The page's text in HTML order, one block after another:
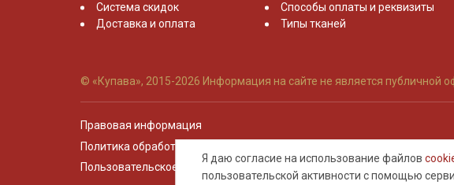
Я даю согласие на использование файлов
пользовательской активности с помощью
Система скидок
Доставка и оплата
Способы оплаты и реквизиты
Типы тканей
© «Купава», 2015-2026 Информация на сайте не является публичной
Правовая информация
Политика обработки персональных данных
Пользовательское соглашение